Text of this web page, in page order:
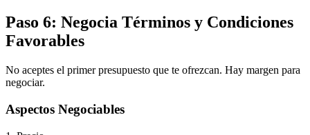
Paso 6: Negocia Términos y Condiciones
Favorables
No aceptes el primer presupuesto que te ofrezcan. Hay margen para
negociar.
Aspectos Negociables